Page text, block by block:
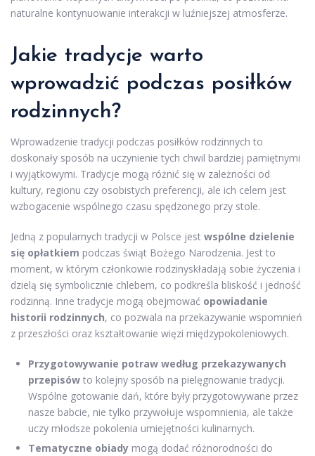
naturalne kontynuowanie interakcji w luźniejszej atmosferze.
Jakie tradycje warto
wprowadzić podczas posiłków
rodzinnych?
Wprowadzenie tradycji podczas posiłków rodzinnych to
doskonały sposób na uczynienie tych chwil bardziej pamiętnymi
i wyjątkowymi. Tradycje mogą różnić się w zależności od
kultury, regionu czy osobistych preferencji, ale ich celem jest
wzbogacenie wspólnego czasu spędzonego przy stole.
Jedną z popularnych tradycji w Polsce jest wspólne dzielenie
się opłatkiem podczas świąt Bożego Narodzenia. Jest to
moment, w którym członkowie rodzinyskładają sobie życzenia i
dzielą się symbolicznie chlebem, co podkreśla bliskość i jedność
rodzinną. Inne tradycje mogą obejmować opowiadanie
historii rodzinnych, co pozwala na przekazywanie wspomnień
z przeszłości oraz kształtowanie więzi międzypokoleniowych.
Przygotowywanie potraw według przekazywanych
przepisów to kolejny sposób na pielęgnowanie tradycji.
Wspólne gotowanie dań, które były przygotowywane przez
nasze babcie, nie tylko przywołuje wspomnienia, ale także
uczy młodsze pokolenia umiejętności kulinarnych.
Tematyczne obiady mogą dodać różnorodności do